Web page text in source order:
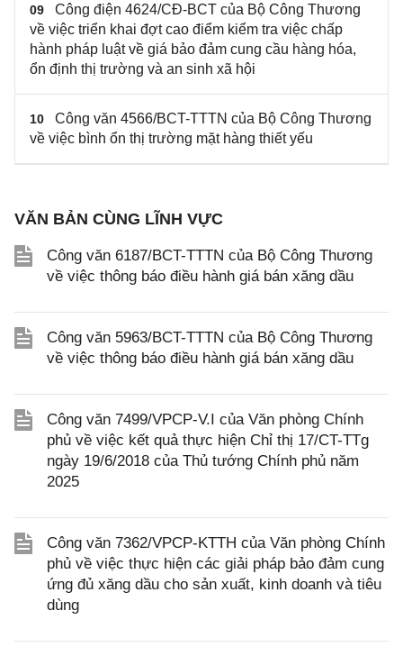
09
Công điện 4624/CĐ-BCT của Bộ Công Thương
về việc triển khai đợt cao điểm kiểm tra việc chấp
hành pháp luật về giá bảo đảm cung cầu hàng hóa,
ổn định thị trường và an sinh xã hội
10
Công văn 4566/BCT-TTTN của Bộ Công Thương
về việc bình ổn thị trường mặt hàng thiết yếu
VĂN BẢN CÙNG LĨNH VỰC
Công văn 6187/BCT-TTTN của Bộ Công Thương
về việc thông báo điều hành giá bán xăng dầu
Công văn 5963/BCT-TTTN của Bộ Công Thương
về việc thông báo điều hành giá bán xăng dầu
Công văn 7499/VPCP-V.I của Văn phòng Chính
phủ về việc kết quả thực hiện Chỉ thị 17/CT-TTg
ngày 19/6/2018 của Thủ tướng Chính phủ năm
2025
Công văn 7362/VPCP-KTTH của Văn phòng Chính
phủ về việc thực hiện các giải pháp bảo đảm cung
ứng đủ xăng dầu cho sản xuất, kinh doanh và tiêu
dùng